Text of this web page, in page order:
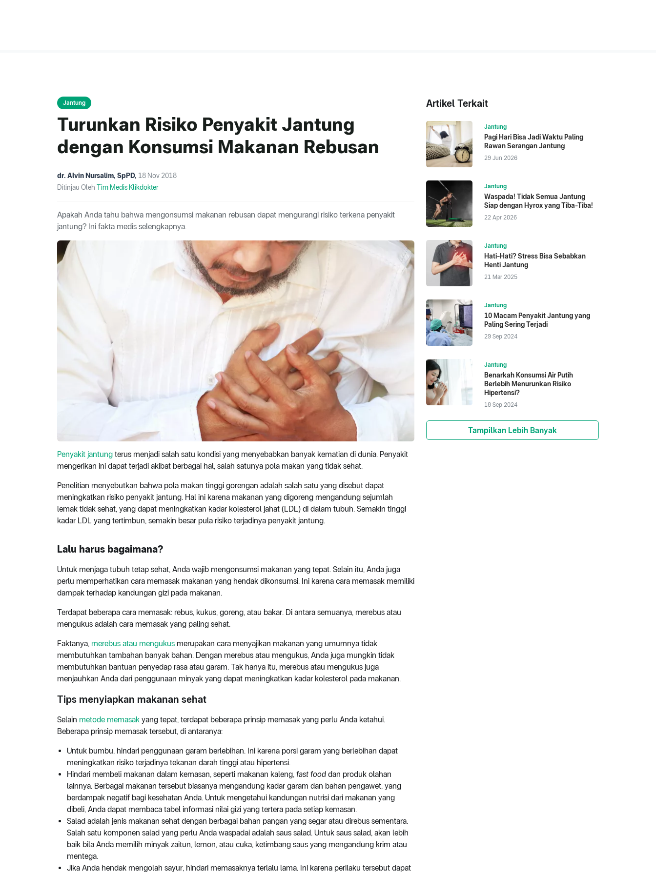
Jantung
Turunkan Risiko Penyakit Jantung
dengan Konsumsi Makanan Rebusan
dr. Alvin Nursalim, SpPD, 18 Nov 2018
Ditinjau Oleh Tim Medis Klikdokter
Apakah Anda tahu bahwa mengonsumsi makanan rebusan dapat mengurangi risiko terkena penyakit
jantung? Ini fakta medis selengkapnya.
Penyakit jantung terus menjadi salah satu kondisi yang menyebabkan banyak kematian di dunia. Penyakit
mengerikan ini dapat terjadi akibat berbagai hal, salah satunya pola makan yang tidak sehat.
Penelitian menyebutkan bahwa pola makan tinggi gorengan adalah salah satu yang disebut dapat
meningkatkan risiko penyakit jantung. Hal ini karena makanan yang digoreng mengandung sejumlah
lemak tidak sehat, yang dapat meningkatkan kadar kolesterol jahat (LDL) di dalam tubuh. Semakin tinggi
kadar LDL yang tertimbun, semakin besar pula risiko terjadinya penyakit jantung.
Lalu harus bagaimana?
Untuk menjaga tubuh tetap sehat, Anda wajib mengonsumsi makanan yang tepat. Selain itu, Anda juga
perlu memperhatikan cara memasak makanan yang hendak dikonsumsi. Ini karena cara memasak memiliki
dampak terhadap kandungan gizi pada makanan.
Terdapat beberapa cara memasak: rebus, kukus, goreng, atau bakar. Di antara semuanya, merebus atau
mengukus adalah cara memasak yang paling sehat.
Faktanya, merebus atau mengukus merupakan cara menyajikan makanan yang umumnya tidak
membutuhkan tambahan banyak bahan. Dengan merebus atau mengukus, Anda juga mungkin tidak
membutuhkan bantuan penyedap rasa atau garam. Tak hanya itu, merebus atau mengukus juga
menjauhkan Anda dari penggunaan minyak yang dapat meningkatkan kadar kolesterol pada makanan.
Tips menyiapkan makanan sehat
Selain metode memasak yang tepat, terdapat beberapa prinsip memasak yang perlu Anda ketahui.
Beberapa prinsip memasak tersebut, di antaranya:
Untuk bumbu, hindari penggunaan garam berlebihan. Ini karena porsi garam yang berlebihan dapat
meningkatkan risiko terjadinya tekanan darah tinggi atau hipertensi.
Hindari membeli makanan dalam kemasan, seperti makanan kaleng, fast food dan produk olahan
lainnya. Berbagai makanan tersebut biasanya mengandung kadar garam dan bahan pengawet, yang
berdampak negatif bagi kesehatan Anda. Untuk mengetahui kandungan nutrisi dari makanan yang
dibeli, Anda dapat membaca tabel informasi nilai gizi yang tertera pada setiap kemasan.
Salad adalah jenis makanan sehat dengan berbagai bahan pangan yang segar atau direbus sementara.
Salah satu komponen salad yang perlu Anda waspadai adalah saus salad. Untuk saus salad, akan lebih
baik bila Anda memilih minyak zaitun, lemon, atau cuka, ketimbang saus yang mengandung krim atau
mentega.
Jika Anda hendak mengolah sayur, hindari memasaknya terlalu lama. Ini karena perilaku tersebut dapat
Artikel Terkait
Jantung
Pagi Hari Bisa Jadi Waktu Paling
Rawan Serangan Jantung
29 Jun 2026
Jantung
Waspada! Tidak Semua Jantung
Siap dengan Hyrox yang Tiba-Tiba!
22 Apr 2026
Jantung
Hati-Hati? Stress Bisa Sebabkan
Henti Jantung
21 Mar 2025
Jantung
10 Macam Penyakit Jantung yang
Paling Sering Terjadi
29 Sep 2024
Jantung
Benarkah Konsumsi Air Putih
Berlebih Menurunkan Risiko
Hipertensi?
18 Sep 2024
Tampilkan Lebih Banyak